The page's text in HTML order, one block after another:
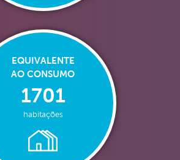
EQUIVALENTE
AO CONSUMO
1701
habitações